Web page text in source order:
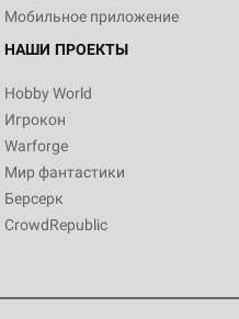
Мобильное приложение
НАШИ ПРОЕКТЫ
Hobby World
Игрокон
Warforge
Мир фантастики
Берсерк
CrowdRepublic